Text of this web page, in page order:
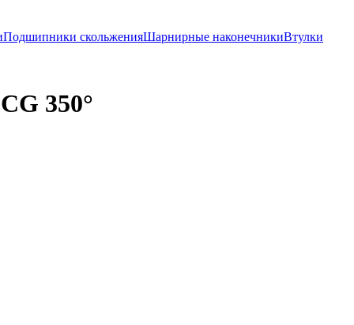
Подшипники скольженияШарнирные наконечникиВтулки
350°